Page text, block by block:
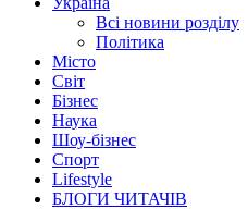
Всі новини розділу
Політика
Місто
Світ
Бізнес
Наука
Шоу-бізнес
Спорт
Lifestyle
БЛОГИ ЧИТАЧІВ